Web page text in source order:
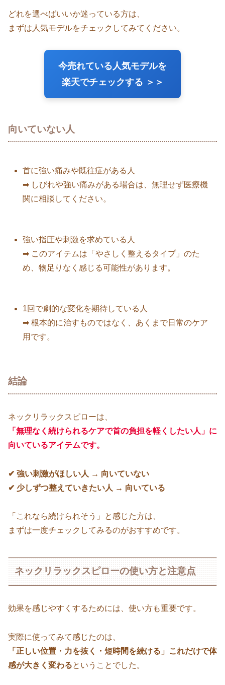
どれを選べばいいか迷っている方は、
まずは人気モデルをチェックしてみてください。
今売れている人気モデルを
楽天でチェックする ＞＞
向いていない人
首に強い痛みや既往症がある人
➡ しびれや強い痛みがある場合は、無理せず医療機
関に相談してください。
強い指圧や刺激を求めている人
➡ このアイテムは「やさしく整えるタイプ」のた
め、物足りなく感じる可能性があります。
1回で劇的な変化を期待している人
➡ 根本的に治すものではなく、あくまで日常のケア
用です。
結論
ネックリラックスピローは、
「無理なく続けられるケアで首の負担を軽くしたい人」に
向いているアイテムです。
✔ 強い刺激がほしい人 → 向いていない
✔ 少しずつ整えていきたい人 → 向いている
「これなら続けられそう」と感じた方は、
まずは一度チェックしてみるのがおすすめです。
ネックリラックスピローの使い方と注意点
効果を感じやすくするためには、使い方も重要です。
実際に使ってみて感じたのは、
「正しい位置・力を抜く・短時間を続ける」これだけで体
感が大きく変わるということでした。